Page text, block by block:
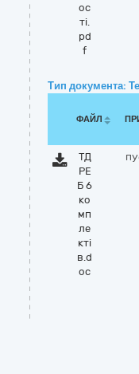
ос
ті.
pd
f
Тип документа:
ФАЙЛ
ТД
РЕ
Б 6
ко
мп
ле
кті
в.d
oc